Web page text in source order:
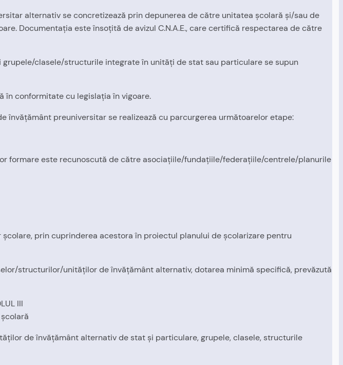
alternativ se concretizează prin depunerea de către unitatea şcolară şi/sau de
Documentaţia este însoţită de avizul C.N.A.E., care certifică respectarea de către
clasele/structurile integrate în unităţi de stat sau particulare se supun
în conformitate cu legislaţia în vigoare.
preuniversitar se realizează cu parcurgerea următoarelor etape:
formare este recunoscută de către asociaţiile/fundaţiile/federaţiile/centrele/planurile
prin cuprinderea acestora în proiectul planului de şcolarizare pentru
structurilor/unităţilor de învăţământ alternativ, dotarea minimă specifică, prevăzută
III
de învăţământ alternativ de stat şi particulare, grupele, clasele, structurile